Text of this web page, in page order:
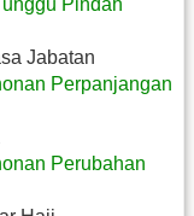
Pindah
Jabatan
Perpanjangan
Perubahan